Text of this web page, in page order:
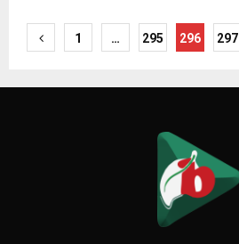
Paginação
posts
1 … 295 296 297